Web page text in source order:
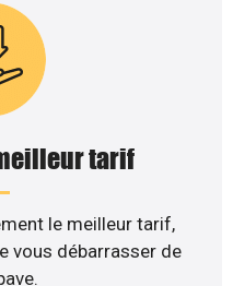
tarif
le meilleur tarif,
vous débarrasser de